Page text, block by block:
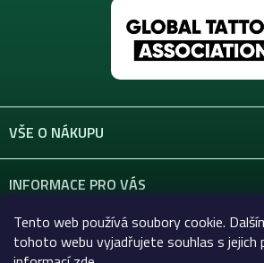
Tento web používá soubory cookie.
tohoto webu vyjadřujete souhlas s jejich
VŠE O NÁKUPU
INFORMACE PRO VÁS
KONTAKT